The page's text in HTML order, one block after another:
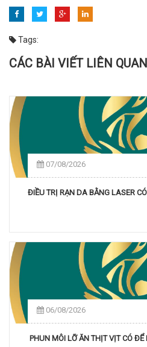
Tags:
CÁC BÀI VIẾT LIÊN QUAN
07/08/2026
ĐIỀU TRỊ RẠN DA BẰNG LASER
06/08/2026
PHUN MÔI LỠ ĂN THỊT VỊT CÓ ĐỂ